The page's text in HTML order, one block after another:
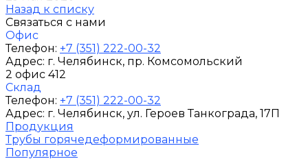
Назад к списку
Связаться с нами
Офис
Телефон: +7 (351) 222-00-32
Адрес: г. Челябинск, пр. Комсомольский
2 офис 412
Склад
Телефон: +7 (351) 222-00-32
Адрес: г. Челябинск, ул. Героев Танкограда, 17П
Продукция
Трубы горячедеформированные
Популярное